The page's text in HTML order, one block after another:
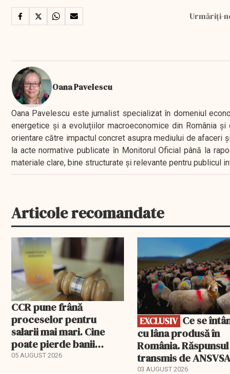
Urmăriți-
Oana Pavelescu
Oana Pavelescu este jurnalist specializat în domeniul
energetice și a evoluțiilor macroeconomice din România
orientare către impactul concret asupra mediului de afaceri
la acte normative publicate în Monitorul Oficial până la
materiale clare, bine structurate și relevante pentru publicul
Articole recomandate
CCR pune frână
proceselor pentru
salarii mai mari. Cine
poate pierde banii
ceruți statului
05 AUGUST 2026
EXCLUSIV
EXCLUSIV
cu lâna produsă în
România. Răspunsul
transmis de
03 AUGUST 2026